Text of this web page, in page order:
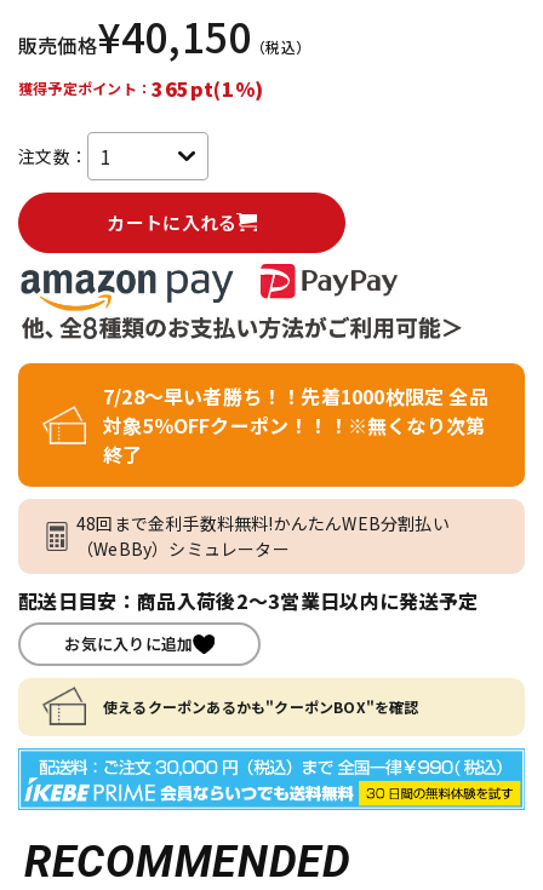
販売価格¥40,150 （税込）
獲得予定ポイント：365pt(1%)
注文数：
カートに入れる
7/28～早い者勝ち！！先着1000枚限定 全品
対象5％OFFクーポン！！！※無くなり次第
終了
48回まで金利手数料無料!かんたんWEB分割払い
（WeBBy）シミュレーター
配送日目安：商品入荷後2～3営業日以内に発送予定
お気に入りに追加
使えるクーポンあるかも"クーポンBOX"を確認
RECOMMENDED